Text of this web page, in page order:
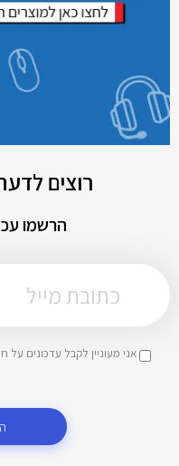
רוצים
הרשמו
אני מעוניין לקבל עדכונים